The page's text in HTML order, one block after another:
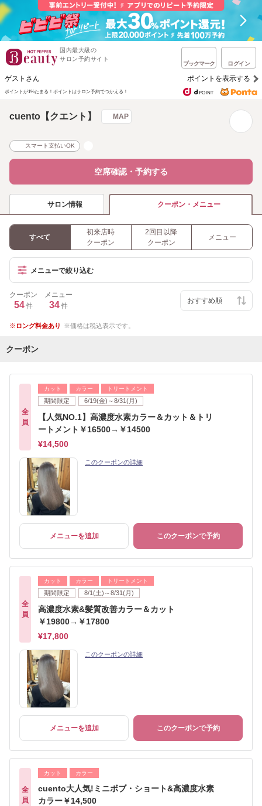
国内最大級の
サロン予約サイト
ブックマーク ログイン
ゲストさん ポイントを表示する
ポイントが1%たまる！ ポイントはサロン予約でつかえる！
cuento【クエント】 MAP
スマート支払いOK
空席確認・予約する
サロン情報 クーポン・メニュー
すべて
初来店時
クーポン
2回目以降
クーポン
メニュー
メニューで絞り込む
クーポン
54件
メニュー
34件
ロング料金あり 価格は税込表示です。
クーポン
全
員
カット カラー トリートメント
期間限定 6/19(金)～8/31(月)
【人気NO.1】高濃度水素カラー＆カット＆トリ
ートメント￥16500→￥14500
¥14,500
このクーポンの詳細
メニューを追加 このクーポンで予約
全
員
カット カラー トリートメント
期間限定 8/1(土)～8/31(月)
高濃度水素&髪質改善カラー＆カット
￥19800→￥17800
¥17,800
このクーポンの詳細
メニューを追加 このクーポンで予約
全
員
カット カラー
cuento大人気!ミニボブ・ショート&高濃度水素
カラー￥14,500